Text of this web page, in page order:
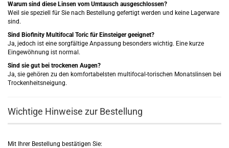
Warum sind diese Linsen vom Umtausch ausgeschlossen?
Weil sie speziell für Sie nach Bestellung gefertigt werden und keine Lagerware
sind.
Sind Biofinity Multifocal Toric für Einsteiger geeignet?
Ja, jedoch ist eine sorgfältige Anpassung besonders wichtig. Eine kurze
Eingewöhnung ist normal.
Sind sie gut bei trockenen Augen?
Ja, sie gehören zu den komfortabelsten multifocal-torischen Monatslinsen bei
Trockenheitsneigung.
Wichtige Hinweise zur Bestellung
Mit Ihrer Bestellung bestätigen Sie: